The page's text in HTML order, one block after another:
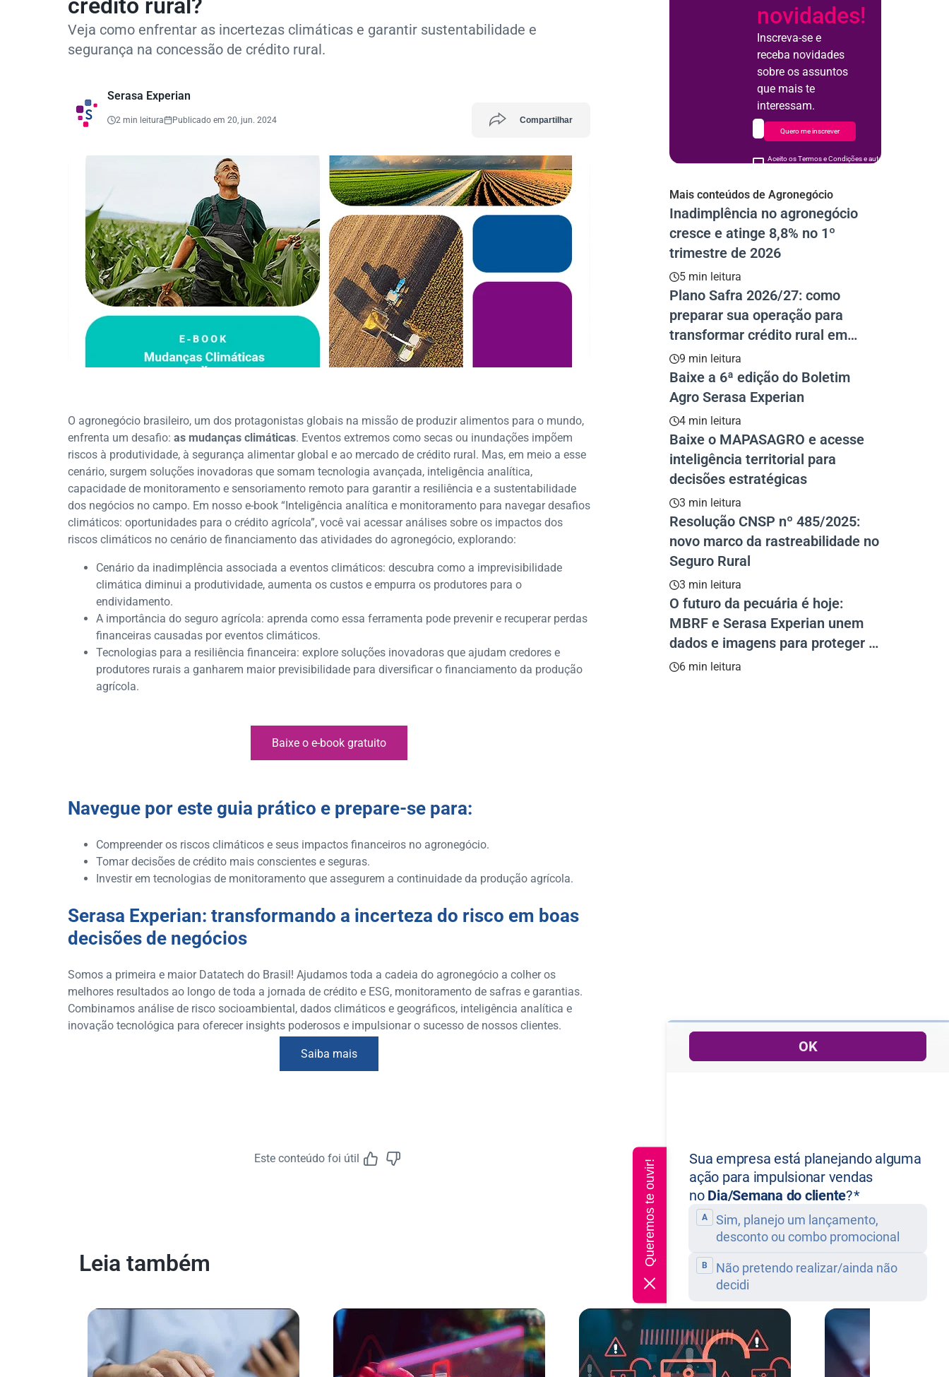
crédito rural?
Veja como enfrentar as incertezas climáticas e garantir sustentabilidade e
segurança na concessão de crédito rural.
Serasa Experian
2 min leitura Publicado em 20, jun. 2024 Compartilhar
O agronegócio brasileiro, um dos protagonistas globais na missão de produzir alimentos para o mundo,
enfrenta um desafio: as mudanças climáticas. Eventos extremos como secas ou inundações impõem
riscos à produtividade, à segurança alimentar global e ao mercado de crédito rural. Mas, em meio a esse
cenário, surgem soluções inovadoras que somam tecnologia avançada, inteligência analítica,
capacidade de monitoramento e sensoriamento remoto para garantir a resiliência e a sustentabilidade
dos negócios no campo. Em nosso e-book “Inteligência analítica e monitoramento para navegar desafios
climáticos: oportunidades para o crédito agrícola”, você vai acessar análises sobre os impactos dos
riscos climáticos no cenário de financiamento das atividades do agronegócio, explorando:
Cenário da inadimplência associada a eventos climáticos: descubra como a imprevisibilidade
climática diminui a produtividade, aumenta os custos e empurra os produtores para o
endividamento.
A importância do seguro agrícola: aprenda como essa ferramenta pode prevenir e recuperar perdas
financeiras causadas por eventos climáticos.
Tecnologias para a resiliência financeira: explore soluções inovadoras que ajudam credores e
produtores rurais a ganharem maior previsibilidade para diversificar o financiamento da produção
agrícola.
Baixe o e-book gratuito
Navegue por este guia prático e prepare-se para:
Compreender os riscos climáticos e seus impactos financeiros no agronegócio.
Tomar decisões de crédito mais conscientes e seguras.
Investir em tecnologias de monitoramento que assegurem a continuidade da produção agrícola.
Serasa Experian: transformando a incerteza do risco em boas
decisões de negócios
Somos a primeira e maior Datatech do Brasil! Ajudamos toda a cadeia do agronegócio a colher os
melhores resultados ao longo de toda a jornada de crédito e ESG, monitoramento de safras e garantias.
Combinamos análise de risco socioambiental, dados climáticos e geográficos, inteligência analítica e
inovação tecnológica para oferecer insights poderosos e impulsionar o sucesso de nossos clientes.
Saiba mais
Feedback do Artigo
Este conteúdo foi útil
novidades!
Inscreva-se e
receba novidades
sobre os assuntos
que mais te
interessam.
Aceito os Termos e Condições e autorizo o uso de meus
Quero me inscrever
Mais conteúdos de Agronegócio
Inadimplência no agronegócio
cresce e atinge 8,8% no 1º
trimestre de 2026
5 min leitura
Plano Safra 2026/27: como
preparar sua operação para
transformar crédito rural em
resultado
9 min leitura
Baixe a 6ª edição do Boletim
Agro Serasa Experian
4 min leitura
Baixe o MAPASAGRO e acesse
inteligência territorial para
decisões estratégicas
3 min leitura
Resolução CNSP nº 485/2025:
novo marco da rastreabilidade no
Seguro Rural
3 min leitura
O futuro da pecuária é hoje:
MBRF e Serasa Experian unem
dados e imagens para proteger o
meio ambiente
6 min leitura
Leia também Queremos te ouvir!